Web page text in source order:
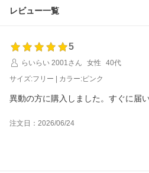
レビュー一覧
5
らいらい 2001さん
女性
40代
サイズ:フリー | カラー:ピンク
異動の方に購入しました。すぐに届
注文日：2026/06/24